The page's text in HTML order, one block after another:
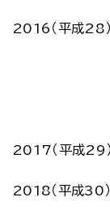
2016（平成28
2017（平成29
2018（平成30